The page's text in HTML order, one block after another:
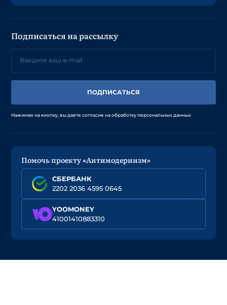
Подписаться на рассылку
ПОДПИСАТЬСЯ
Нажимая на кнопку, вы даете согласие на обработку персональных данных
Помочь проекту «Антимодернизм»
СБЕРБАНК
2202 2036 4595 0645
YOOMONEY
41001410883310